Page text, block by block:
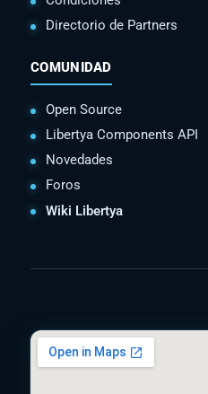
Directorio de Partners
COMUNIDAD
Open Source
Libertya Components API
Novedades
Foros
Wiki Libertya